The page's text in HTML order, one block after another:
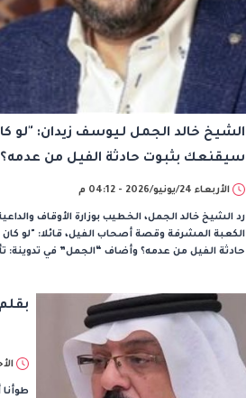
الشيخ خالد الجمل لـيوسف زيدان: "لو
سيقنعك بثبوت حادثة الفيل من عدمه؟
الأربعاء 24/يونيو/2026 - 04:12 م
رد الشيخ خالد الجمل، الخطيب بوزارة الأوقاف
الكعبة المشرفة وقصة أصحاب الفيل، قائلا: "لو
حادثة الفيل من عدمه؟ وأضاف “الجمل” في تدوينة:
الأحد 31/مايو/